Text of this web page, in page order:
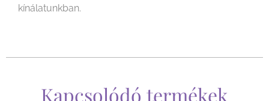
kínálatunkban.
Kapcsolódó termékek